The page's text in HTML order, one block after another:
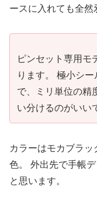
ースに入れても全然
ピンセット専用モ
ります。 極小シ
で、ミリ単位の精
い分けるのがいい
カラーはモカブラ
色。 外出先で手帳
と思います。